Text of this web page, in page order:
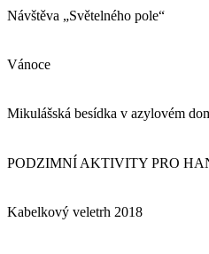
Návštěva „Světelného pole“
Vánoce
Mikulášská besídka v azylovém
PODZIMNÍ AKTIVITY PRO
Kabelkový veletrh 2018